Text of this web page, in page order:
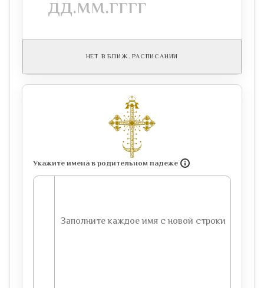
Укажите имена в родительном падеже
НЕТ В БЛИЖ. РАСПИСАНИИ